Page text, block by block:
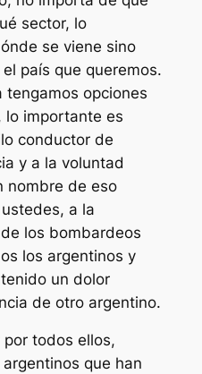
sector, lo
se viene sino
país que queremos.
tengamos opciones
lo importante es
conductor de
y a la voluntad
nombre de eso
a la
los bombardeos
los argentinos y
un dolor
de otro argentino.
todos ellos,
que han